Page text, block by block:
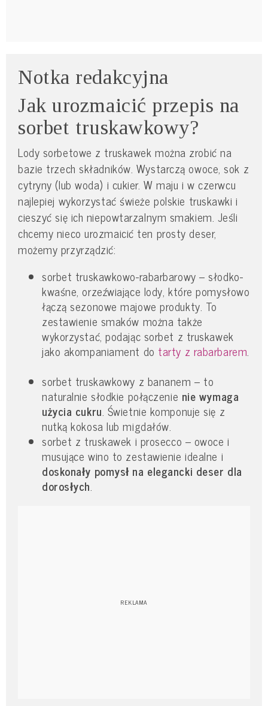
Notka redakcyjna
Jak urozmaicić przepis na
sorbet truskawkowy?
Lody sorbetowe z truskawek można zrobić na
bazie trzech składników. Wystarczą owoce, sok z
cytryny (lub woda) i cukier. W maju i w czerwcu
najlepiej wykorzystać świeże polskie truskawki i
cieszyć się ich niepowtarzalnym smakiem. Jeśli
chcemy nieco urozmaicić ten prosty deser,
możemy przyrządzić:
sorbet truskawkowo-rabarbarowy – słodko-
kwaśne, orzeźwiające lody, które pomysłowo
łączą sezonowe majowe produkty. To
zestawienie smaków można także
wykorzystać, podając sorbet z truskawek
jako akompaniament do tarty z rabarbarem.
sorbet truskawkowy z bananem – to
naturalnie słodkie połączenie nie wymaga
użycia cukru. Świetnie komponuje się z
nutką kokosa lub migdałów.
sorbet z truskawek i prosecco – owoce i
musujące wino to zestawienie idealne i
doskonały pomysł na elegancki deser dla
dorosłych.